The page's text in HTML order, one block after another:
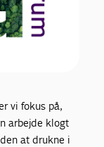
vi fokus på,
arbejde klogt
at drukne i